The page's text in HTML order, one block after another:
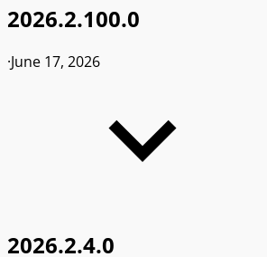
2026.2.100.0
·June 17, 2026
2026.2.4.0